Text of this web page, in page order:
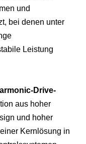
und
bei denen unter
Leistung
Drive-
aus hoher
und hoher
Kernlösung in